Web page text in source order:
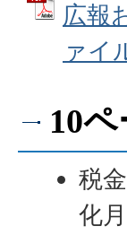
広報
ァイ
10
税
化